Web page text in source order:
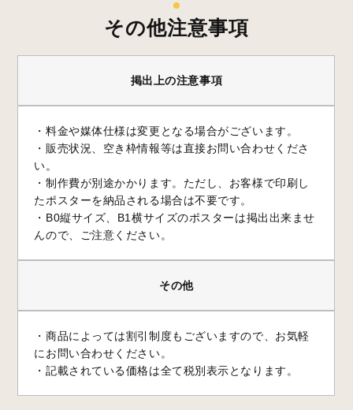
その他注意事項
掲出上の注意事項
・料金や媒体仕様は変更となる場合がございます。
・販売状況、空き枠情報等は直接お問い合わせくださ
い。
・制作費が別途かかります。ただし、お客様で印刷し
たポスターを納品される場合は不要です。
・B0縦サイズ、B1横サイズのポスターは掲出出来ませ
んので、ご注意ください。
その他
・商品によっては割引制度もございますので、お気軽
にお問い合わせください。
・記載されている価格は全て税別表示となります。